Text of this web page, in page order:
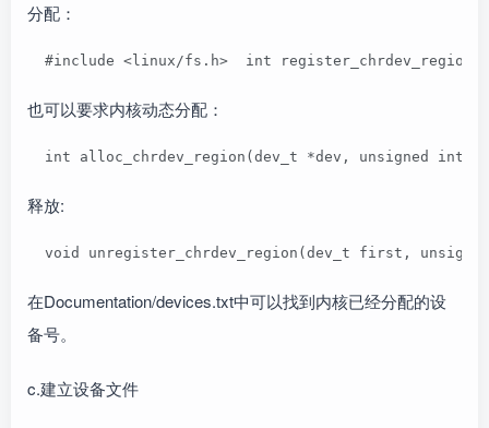
分配：
#include <linux/fs.h>  int
也可以要求内核动态分配：
int alloc_chrdev_region(dev_t *dev, unsigned int
释放:
void unregister_chrdev_region(dev_t first, unsigned
在Documentation/devices.txt中可以找到内核已经分配的设
备号。
c.建立设备文件